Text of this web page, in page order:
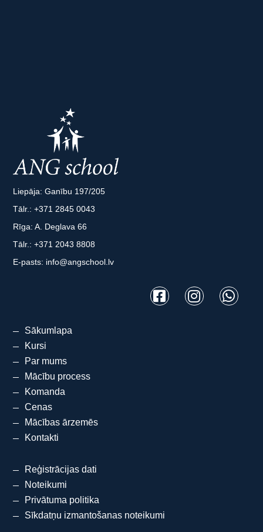
Liepāja: Ganību 197/205
Tālr.:+371 2845 0043
Rīga: A. Deglava 66
Tālr.:+371 2043 8808
E-pasts: info@angschool.lv
Sākumlapa
Kursi
Par mums
Mācību process
Komanda
Cenas
Mācības ārzemēs
Kontakti
Reģistrācijas dati
Noteikumi
Privātuma politika
Sīkdatņu izmantošanas noteikumi